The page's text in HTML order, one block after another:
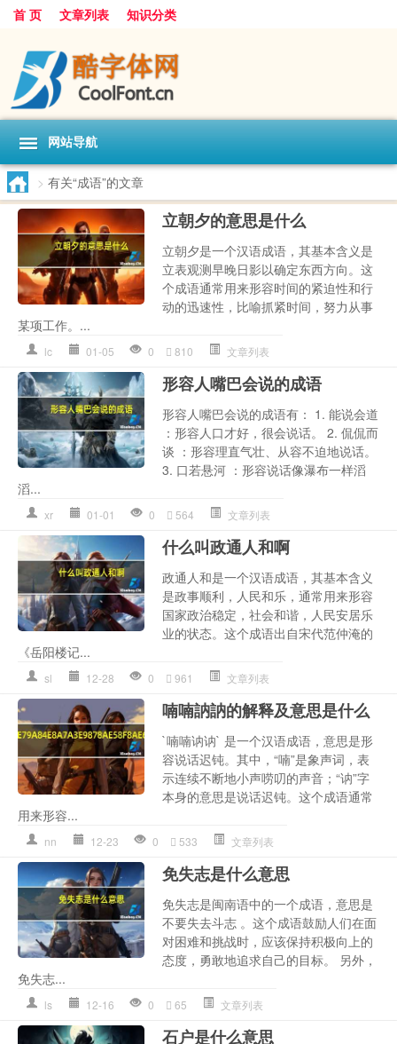
首 页 文章列表 知识分类
网站导航
> 有关“成语”的文章
立朝夕的意思是什么
立朝夕是一个汉语成语，其基本含义是
立表观测早晚日影以确定东西方向。这
个成语通常用来形容时间的紧迫性和行
动的迅速性，比喻抓紧时间，努力从事
某项工作。...
lc 01-05 0 810 文章列表
形容人嘴巴会说的成语
形容人嘴巴会说的成语有： 1. 能说会道
：形容人口才好，很会说话。 2. 侃侃而
谈 ：形容理直气壮、从容不迫地说话。
3. 口若悬河 ：形容说话像瀑布一样滔
滔...
xr 01-01 0 564 文章列表
什么叫政通人和啊
政通人和是一个汉语成语，其基本含义
是政事顺利，人民和乐，通常用来形容
国家政治稳定，社会和谐，人民安居乐
业的状态。这个成语出自宋代范仲淹的
《岳阳楼记...
sl 12-28 0 961 文章列表
喃喃訥訥的解释及意思是什么
`喃喃讷讷` 是一个汉语成语，意思是形
容说话迟钝。其中，“喃”是象声词，表
示连续不断地小声唠叨的声音；“讷”字
本身的意思是说话迟钝。这个成语通常
用来形容...
nn 12-23 0 533 文章列表
免失志是什么意思
免失志是闽南语中的一个成语，意思是
不要失去斗志 。这个成语鼓励人们在面
对困难和挑战时，应该保持积极向上的
态度，勇敢地追求自己的目标。 另外，
免失志...
ls 12-16 0 65 文章列表
石户是什么意思